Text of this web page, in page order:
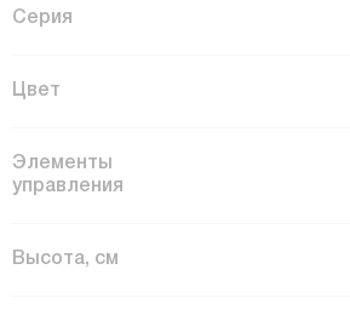
Серия
Цвет
Элементы
управления
Высота, см